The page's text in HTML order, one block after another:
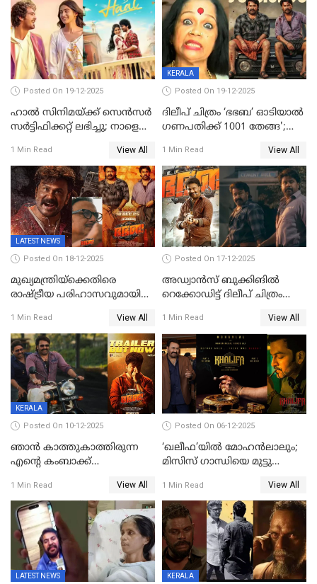
Posted On 19-12-2025
ഹാല്‍ സിനിമയ്ക്ക് സെന്‍സര്‍
സര്‍ട്ടിഫിക്കറ്റ് ലഭിച്ചു; നാളെ
1 Min Read View All
KERALA
Posted On 19-12-2025
ദിലീപ് ചിത്രം ‘ഭഭബ’ ഓടിയാൽ
ഗണപതിക്ക് 1001 തേങ്ങ';
1 Min Read View All
LATEST NEWS
Posted On 18-12-2025
മുഖ്യമന്ത്രിയ്ക്കെതിരെ
രാഷ്ട്രീയ പരിഹാസവുമായി
1 Min Read View All
Posted On 17-12-2025
അഡ്വാൻസ് ബുക്കിങിൽ
റെക്കോഡിട്ട് ദിലീപ് ചിത്രം
റെക്കോർഡ് വിൽപ്പന;
മണിക്കൂറില്‍ വിറ്റത്
1000ത്തിന് മുകളിൽ ടിക്കറ്റ്
1 Min Read View All
KERALA
Posted On 10-12-2025
ഞാന്‍ കാത്തുകാത്തിരുന്ന
എന്റെ കംബാക്ക്
പുറത്ത്
1 Min Read View All
Posted On 06-12-2025
‘ഖലീഫ’യിൽ മോഹൻലാലും;
മിസിസ് ഗാന്ധിയെ മുട്ടു
അഹമ്മദ് അലിയായെത്തും
1 Min Read View All
LATEST NEWS KERALA